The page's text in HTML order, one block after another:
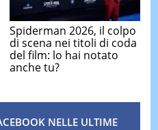
Spiderman 2026, il colpo
di scena nei titoli di coda
del film: lo hai notato
anche tu?
NELLE ULTIME